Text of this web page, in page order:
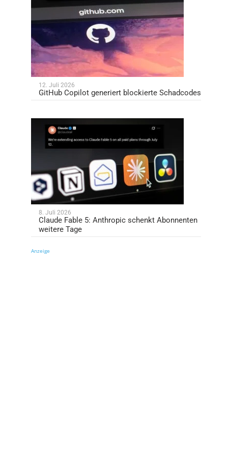
12. Juli 2026
GitHub Copilot generiert blockierte Schadcodes
8. Juli 2026
Claude Fable 5: Anthropic schenkt Abonnenten
weitere Tage
Anzeige